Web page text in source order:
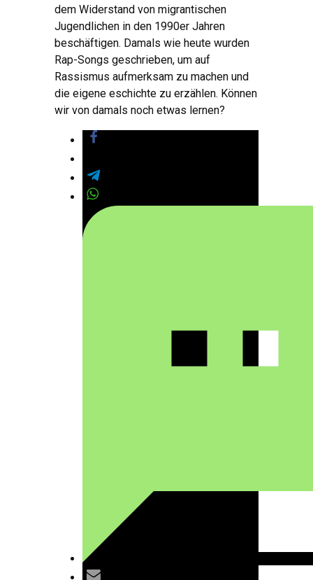
dem Widerstand von migrantischen
Jugendlichen in den 1990er Jahren
beschäftigen. Damals wie heute wurden
Rap-Songs geschrieben, um auf
Rassismus aufmerksam zu machen und
die eigene eschichte zu erzählen. Können
wir von damals noch etwas lernen?